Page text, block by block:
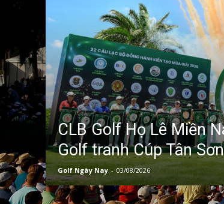
CLB Golf Họ Lê Miền
Golf tranh Cúp Tân
Golf Ngày Nay - 03/08/2026